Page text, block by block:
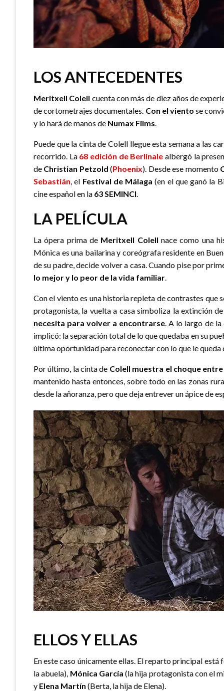
LOS ANTECEDENTES
Meritxell Colell cuenta con más de diez años de
de cortometrajes documentales. Con el viento se
y lo hará de manos de Numax Films.
Puede que la cinta de Colell llegue esta semana a las
recorrido. La 68 edición de Berlinale albergó la
de Christian Petzold (Phoenix). Desde ese momento
Sebastián, el Festival de Málaga (en el que ganó la
cine español en la 63 SEMINCI.
LA PELÍCULA
La ópera prima de Meritxell Colell nace como una
Mónica es una bailarina y coreógrafa residente en
de su padre, decide volver a casa. Cuando pise por
lo mejor y lo peor de la vida familiar.
Con el viento es una historia repleta de contrastes que
protagonista, la vuelta a casa simboliza la extinción
necesita para volver a encontrarse. A lo largo de
implicó: la separación total de lo que quedaba en su
última oportunidad para reconectar con lo que le
Por último, la cinta de Colell muestra el choque
mantenido hasta entonces, sobre todo en las zonas
desde la añoranza, pero que deja entrever un ápice de
ELLOS Y ELLAS
En este caso únicamente ellas. El reparto principal
la abuela), Mónica García (la hija protagonista con el
y Elena Martín (Berta, la hija de Elena).